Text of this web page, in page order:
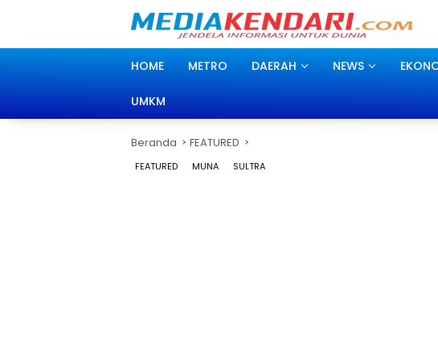
HOME METRO DAERAH NEWS
UMKM
Beranda FEATURED
FEATURED MUNA SULTRA